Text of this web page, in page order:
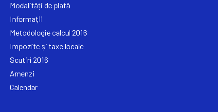
Modalități de plată
Informații
Metodologie calcul 2016
Impozite și taxe locale
Scutiri 2016
Amenzi
Calendar